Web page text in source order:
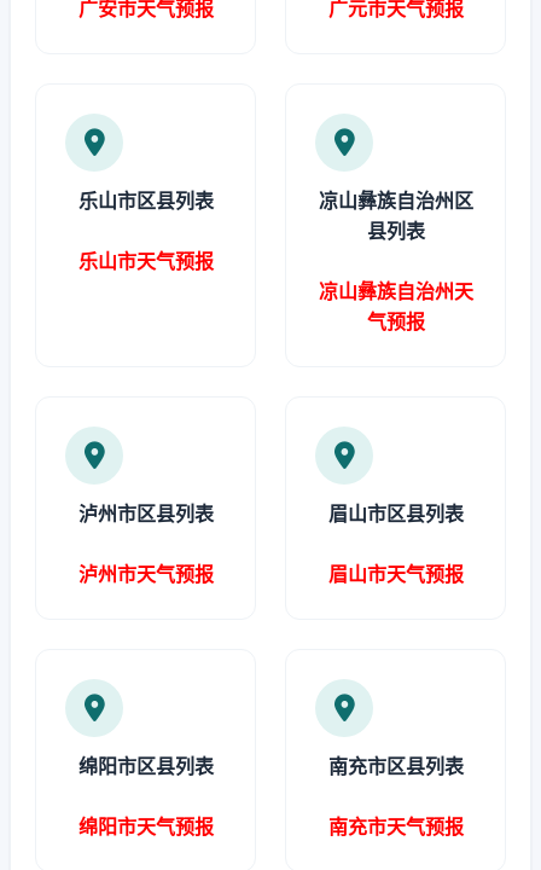
广安市天气预报 广元市天气预报
乐山市区县列表
乐山市天气预报
凉山彝族自治州区
县列表
凉山彝族自治州天
气预报
泸州市区县列表
泸州市天气预报
眉山市区县列表
眉山市天气预报
绵阳市区县列表
绵阳市天气预报
南充市区县列表
南充市天气预报